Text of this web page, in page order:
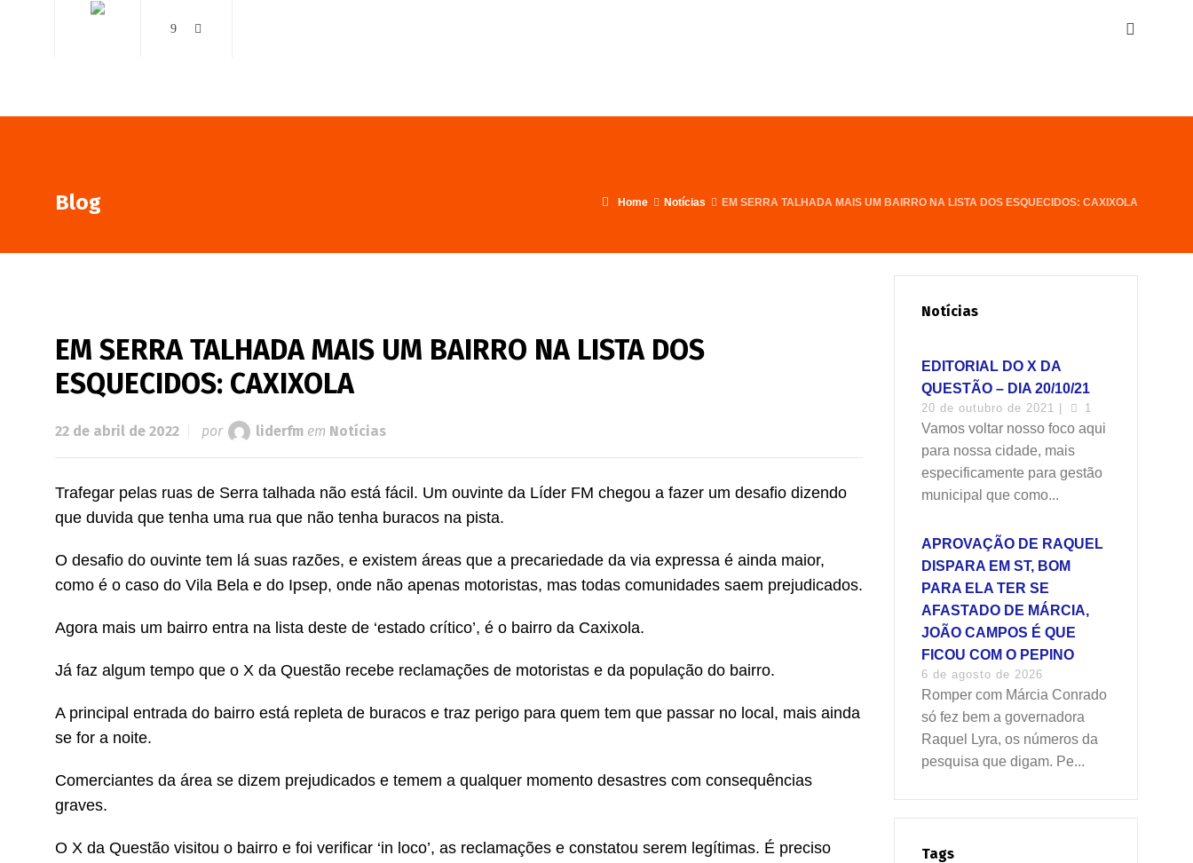
Blog Home Notícias EM SERRA TALHADA MAIS UM BAIRRO NA LISTA DOS ESQUECIDOS: CAXIXOLA
EM SERRA TALHADA MAIS UM BAIRRO NA LISTA DOS
ESQUECIDOS: CAXIXOLA
22 de abril de 2022 por liderfm em Notícias
Trafegar pelas ruas de Serra talhada não está fácil. Um ouvinte da Líder FM chegou a fazer um desafio dizendo
que duvida que tenha uma rua que não tenha buracos na pista.
O desafio do ouvinte tem lá suas razões, e existem áreas que a precariedade da via expressa é ainda maior,
como é o caso do Vila Bela e do Ipsep, onde não apenas motoristas, mas todas comunidades saem prejudicados.
Agora mais um bairro entra na lista deste de ‘estado crítico’, é o bairro da Caxixola.
Já faz algum tempo que o X da Questão recebe reclamações de motoristas e da população do bairro.
A principal entrada do bairro está repleta de buracos e traz perigo para quem tem que passar no local, mais ainda
se for a noite.
Comerciantes da área se dizem prejudicados e temem a qualquer momento desastres com consequências
graves.
O X da Questão visitou o bairro e foi verificar ‘in loco’, as reclamações e constatou serem legítimas. É preciso
Notícias
EDITORIAL DO X DA
QUESTÃO – DIA 20/10/21
20 de outubro de 2021 | 1
Vamos voltar nosso foco aqui
para nossa cidade, mais
especificamente para gestão
municipal que como...
APROVAÇÃO DE RAQUEL
DISPARA EM ST, BOM
PARA ELA TER SE
AFASTADO DE MÁRCIA,
JOÃO CAMPOS É QUE
FICOU COM O PEPINO
6 de agosto de 2026
Romper com Márcia Conrado
só fez bem a governadora
Raquel Lyra, os números da
pesquisa que digam. Pe...
Tags